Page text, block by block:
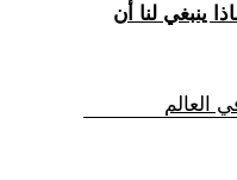
ينبغي لنا أن
العالم